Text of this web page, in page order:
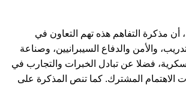
أن مذكرة التفاهم هذه تهم التعاون في
والأمن والدفاع السيبرانيين، وصناعة
فضلا عن تبادل الخبرات والتجارب في
الاهتمام المشترك. كما تنص المذكرة على